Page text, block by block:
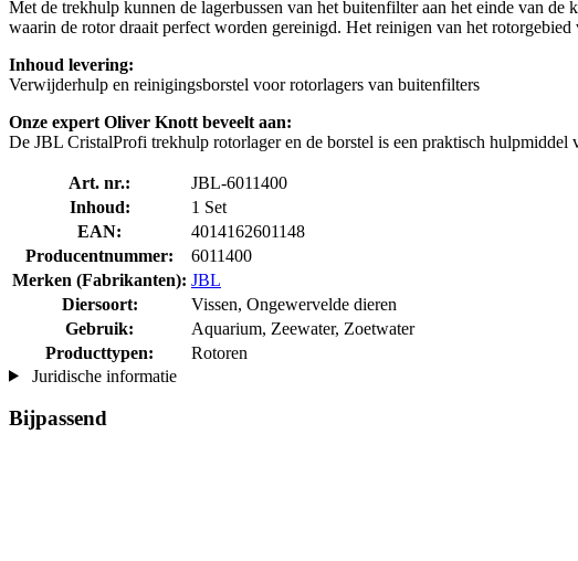
Met de trekhulp kunnen de lagerbussen van het buitenfilter aan het einde van
waarin de rotor draait perfect worden gereinigd. Het reinigen van het
Inhoud levering:
Verwijderhulp en reinigingsborstel voor rotorlagers van buitenfilters
Onze expert Oliver Knott beveelt aan:
De JBL CristalProfi trekhulp rotorlager en de borstel is een praktisch
Art. nr.:
JBL-6011400
Inhoud:
1 Set
EAN:
4014162601148
Producentnummer:
6011400
Merken (Fabrikanten): JBL
Diersoort:
Vissen, Ongewervelde dieren
Gebruik:
Aquarium, Zeewater, Zoetwater
Producttypen:
Rotoren
Juridische informatie
Bijpassend